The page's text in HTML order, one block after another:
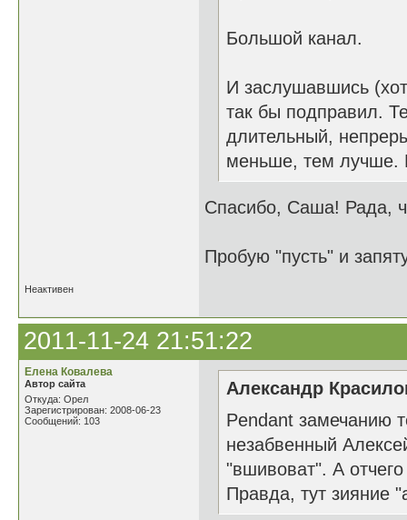
Большой канал.
И заслушавшись
так бы подправил.
длительный,
меньше, тем лучше.
Спасибо, Саша! Рада,
Пробую "пусть" и
Неактивен
2011-11-24 21:51:22
Елена Ковалева
Автор сайта
Откуда: Орел
Зарегистрирован: 2008-06-23
Сообщений: 103
Александр
Pendant замечанию
незабвенный
"вшивоват". А
Правда, тут зияние